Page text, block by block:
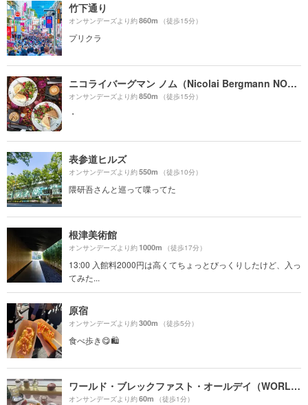
竹下通り
オンサンデーズより約860m （徒歩15分）
プリクラ
ニコライバーグマン ノム（Nicolai Bergmann NOMU ）
オンサンデーズより約850m （徒歩15分）
・
表参道ヒルズ
オンサンデーズより約550m （徒歩10分）
隈研吾さんと巡って喋ってた
根津美術館
オンサンデーズより約1000m （徒歩17分）
13:00 入館料2000円は高くてちょっとびっくりしたけど、入っ
てみた...
原宿
オンサンデーズより約300m （徒歩5分）
食べ歩き😋🛍
ワールド・ブレックファスト・オールデイ（WORLD BREAKFAST ALLDAY）
オンサンデーズより約60m （徒歩1分）